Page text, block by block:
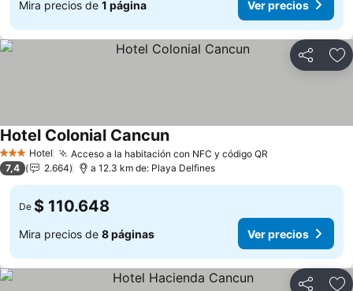
Mira precios de 1 página Ver precios
Compartir
3 Estrellas
Hotel Acceso a la habitación con NFC y código QR
Hotel Colonial CancunVer precios
7,4 2.664 a 12.3 km de: Playa Delfines
De $ 110.648
Mira precios de 8 páginas Ver precios